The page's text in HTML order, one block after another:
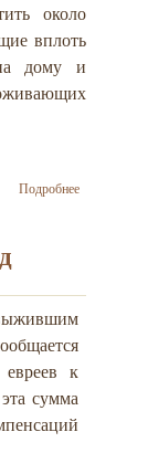
около
вплоть
дому и
Подробнеео Миллиард
к
сумма